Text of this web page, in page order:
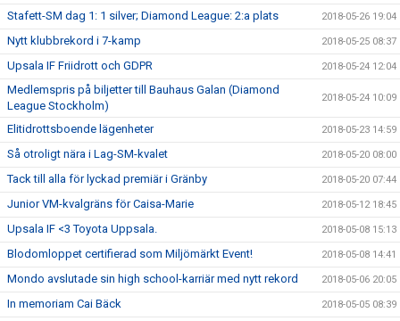
Stafett-SM dag 1: 1 silver; Diamond League: 2:a plats 2018-05-26 19:04
Nytt klubbrekord i 7-kamp 2018-05-25 08:37
Upsala IF Friidrott och GDPR 2018-05-24 12:04
Medlemspris på biljetter till Bauhaus Galan (Diamond
League Stockholm)
2018-05-24 10:09
Elitidrottsboende lägenheter 2018-05-23 14:59
Så otroligt nära i Lag-SM-kvalet 2018-05-20 08:00
Tack till alla för lyckad premiär i Gränby 2018-05-20 07:44
Junior VM-kvalgräns för Caisa-Marie 2018-05-12 18:45
Upsala IF <3 Toyota Uppsala. 2018-05-08 15:13
Blodomloppet certifierad som Miljömärkt Event! 2018-05-08 14:41
Mondo avslutade sin high school-karriär med nytt rekord 2018-05-06 20:05
In memoriam Cai Bäck 2018-05-05 08:39